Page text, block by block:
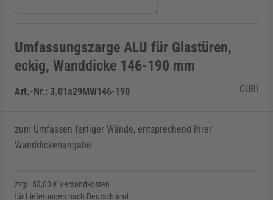
Umfassungszarge ALU für Glastüren,
eckig, Wanddicke 146-190 mm
Art.-Nr.: 3.01a29MW146-190 GUBI
zum Umfassen fertiger Wände, entsprechend Ihrer
Wanddickenangabe
zzgl. 53,00 € Versandkosten
für Lieferungen nach Deutschland